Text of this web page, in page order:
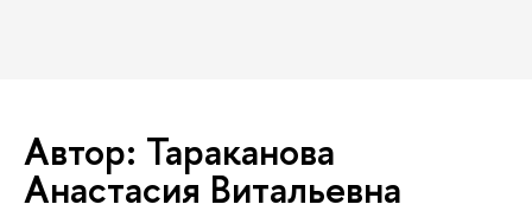
Автор: Тараканова
Анастасия Витальевна